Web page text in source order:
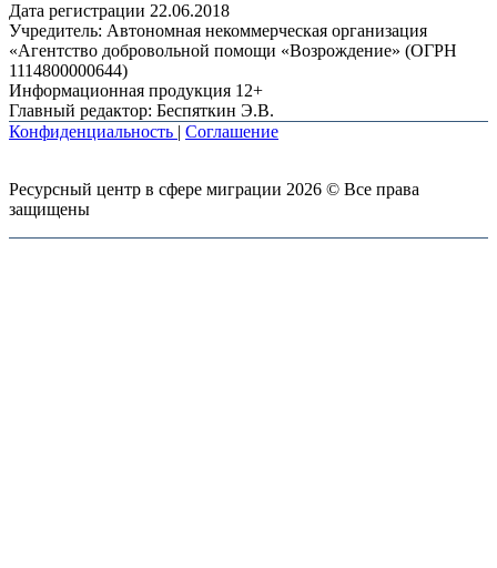
Дата регистрации 22.06.2018
Учредитель: Автономная некоммерческая организация
«Агентство добровольной помощи «Возрождение» (ОГРН
1114800000644)
Информационная продукция 12+
Главный редактор: Беспяткин Э.В.
Конфиденциальность | Соглашение
Ресурсный центр в сфере миграции 2026 © Все права
защищены